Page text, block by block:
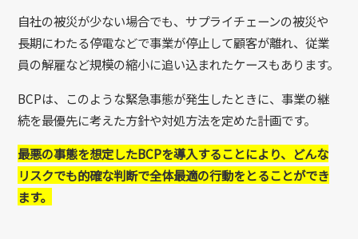
自社の被災が少ない場合でも、サプライチェーンの被災や
長期にわたる停電などで事業が停止して顧客が離れ、従業
員の解雇など規模の縮小に追い込まれたケースもあります。
BCPは、このような緊急事態が発生したときに、事業の継
続を最優先に考えた方針や対処方法を定めた計画です。
最悪の事態を想定したBCPを導入することにより、どんな
リスクでも的確な判断で全体最適の行動をとることができ
ます。